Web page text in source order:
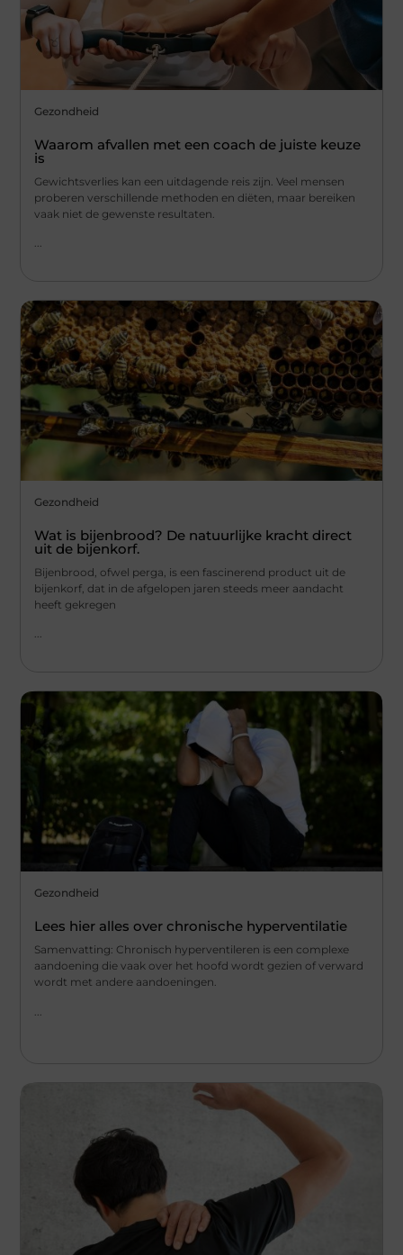
Gezondheid
Waarom afvallen met een coach de juiste keuze
is
Gewichtsverlies kan een uitdagende reis zijn. Veel mensen
proberen verschillende methoden en diëten, maar bereiken
vaak niet de gewenste resultaten.
Gezondheid
Wat is bijenbrood? De natuurlijke kracht direct
uit de bijenkorf.
Bijenbrood, ofwel perga, is een fascinerend product uit de
bijenkorf, dat in de afgelopen jaren steeds meer aandacht
heeft gekregen
...
Gezondheid
Lees hier alles over chronische hyperventilatie
Samenvatting: Chronisch hyperventileren is een complexe
aandoening die vaak over het hoofd wordt gezien of verward
wordt met andere aandoeningen.